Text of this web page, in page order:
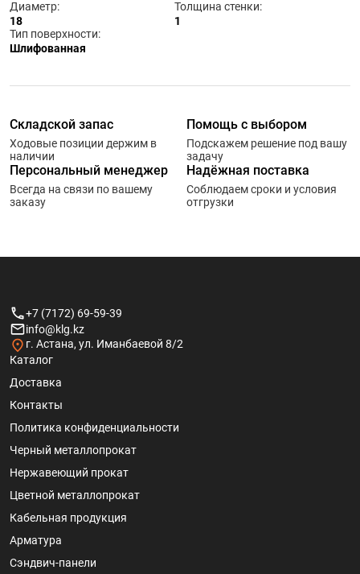
Диаметр:
18
Толщина стенки:
1
Тип поверхности:
Шлифованная
Складской запас
Ходовые позиции держим в
наличии
Помощь с выбором
Подскажем решение под вашу
задачу
Персональный менеджер
Всегда на связи по вашему
заказу
Надёжная поставка
Соблюдаем сроки и условия
отгрузки
+7 (7172) 69-59-39
info@klg.kz
г. Астана, ул. Иманбаевой 8/2
Каталог
Доставка
Контакты
Политика конфиденциальности
Черный металлопрокат
Нержавеющий прокат
Цветной металлопрокат
Кабельная продукция
Арматура
Сэндвич-панели